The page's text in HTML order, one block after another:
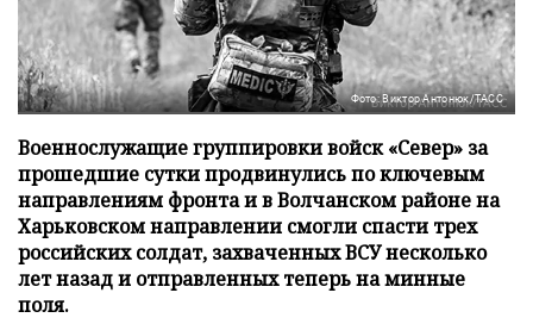
Фото: Виктор Антонюк/ТАСС
Военнослужащие группировки войск «Север» за
прошедшие сутки продвинулись по ключевым
направлениям фронта и в Волчанском районе на
Харьковском направлении смогли спасти трех
российских солдат, захваченных ВСУ несколько
лет назад и отправленных теперь на минные
поля.